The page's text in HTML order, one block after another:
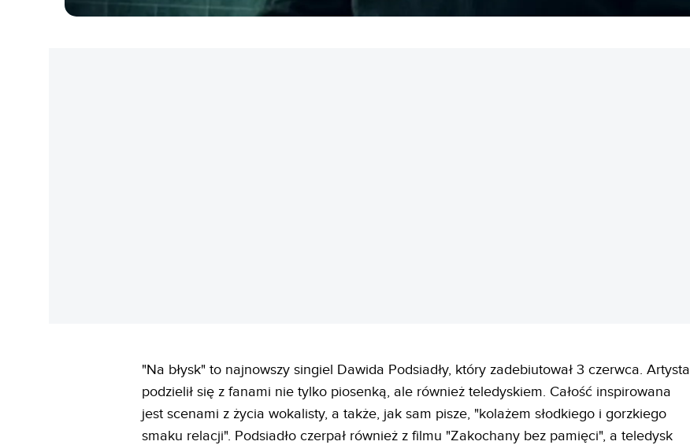
"Na błysk" to najnowszy singiel Dawida Podsiadły, który zadebiutował 3 czerwca. Artysta
podzielił się z fanami nie tylko piosenką, ale również teledyskiem. Całość inspirowana
jest scenami z życia wokalisty, a także, jak sam pisze, "kolażem słodkiego i gorzkiego
smaku relacji". Podsiadło czerpał również z filmu "Zakochany bez pamięci", a teledysk